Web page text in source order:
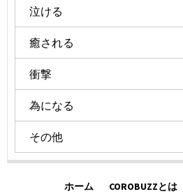
泣ける
癒される
衝撃
為になる
その他
ホーム COROBUZZとは